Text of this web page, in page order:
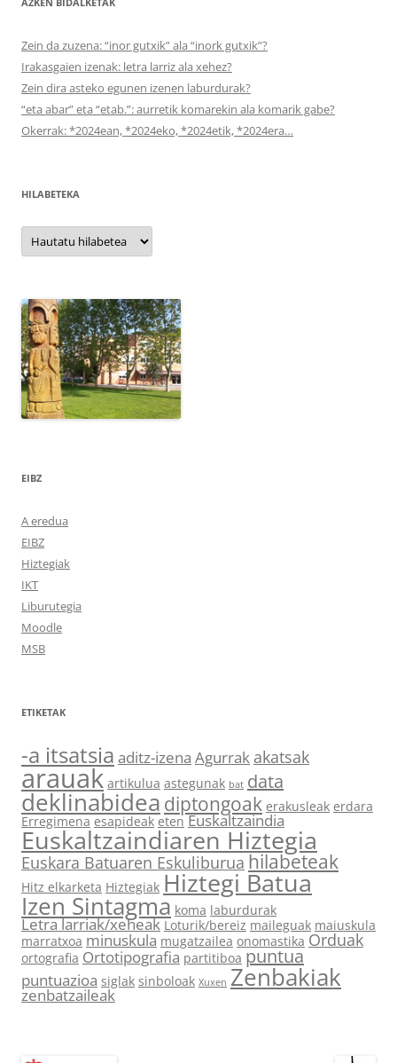
Zein da zuzena: “inor gutxik” ala “inork gutxik”?
Irakasgaien izenak: letra larriz ala xehez?
Zein dira asteko egunen izenen laburdurak?
“eta abar” eta “etab.”: aurretik komarekin ala komarik gabe?
Okerrak: *2024ean, *2024eko, *2024etik, *2024era…
HILABETEKA
Hilabeteka
EIBZ
A eredua
EIBZ
Hiztegiak
IKT
Liburutegia
Moodle
MSB
ETIKETAK
-a itsatsia aditz-izena Agurrak akatsak
arauak artikulua astegunak bat data
deklinabidea diptongoak erakusleak erdara
Erregimena esapideak eten Euskaltzaindia
Euskaltzaindiaren Hiztegia
Euskara Batuaren Eskuliburua hilabeteak
Hitz elkarketa Hiztegiak Hiztegi Batua
Izen Sintagma koma laburdurak
Letra larriak/xeheak Loturik/bereiz maileguak maiuskula
marratxoa minuskula mugatzailea onomastika Orduak
ortografia Ortotipografia partitiboa puntua
puntuazioa siglak sinboloak Xuxen Zenbakiak
zenbatzaileak